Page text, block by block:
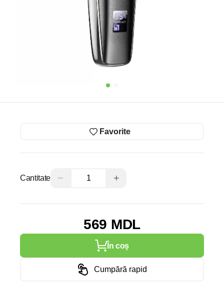
Favorite
Cantitate − +
569 MDL
În coș
Cumpără rapid